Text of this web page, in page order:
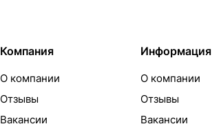
Компания
О компании
Отзывы
Вакансии
Информация
О компании
Отзывы
Вакансии